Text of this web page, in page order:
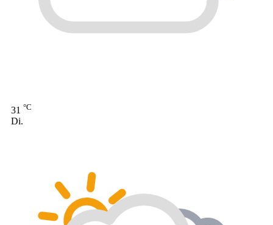
31 °C
Di.